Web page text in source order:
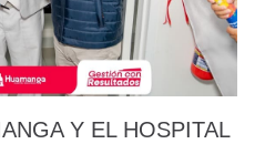
Y EL HOSPITAL